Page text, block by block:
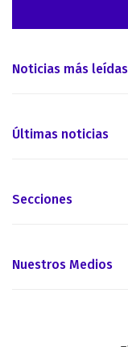
Noticias más leídas
Últimas noticias
Secciones
Nuestros Medios